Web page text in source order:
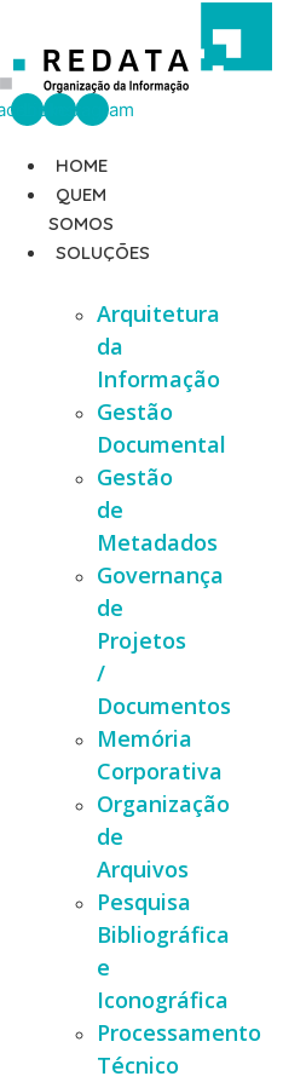
o
conteúdo
LinkedinInstagram
HOME
QUEM
SOMOS
SOLUÇÕES
Arquitetura
da
Informação
Gestão
Documental
Gestão
de
Metadados
Governança
de
Projetos
/
Documentos
Memória
Corporativa
Organização
de
Arquivos
Pesquisa
Bibliográfica
e
Iconográfica
Processamento
Técnico